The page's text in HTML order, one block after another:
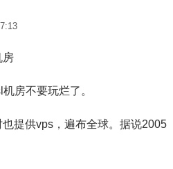
房
房不要玩烂了。
提供vps，遍布全球。据说2005